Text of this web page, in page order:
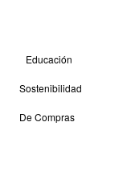
Educación
Sostenibilidad
De Compras